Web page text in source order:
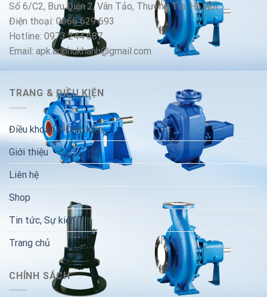
Số 6/C2, Bưu Điện 2, Vân Tảo, Thường Tín, Hà Nội
Điện thoại: 0966 629 693
Hotline: 0973 244 687
Email: apk.anphukhanh@gmail.com
TRANG & ĐIỀU KIỆN
Điều khoản & Điều kiện
Giới thiệu
Liên hệ
Shop
Tin tức, Sự kiện
Trang chủ
CHÍNH SÁCH